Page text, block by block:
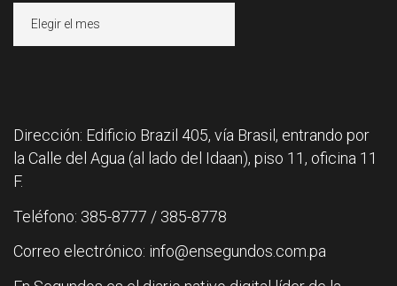
Dirección: Edificio Brazil 405, vía Brasil, entrando por
la Calle del Agua (al lado del Idaan), piso 11, oficina 11
F.
Teléfono: 385-8777 / 385-8778
Correo electrónico: info@ensegundos.com.pa